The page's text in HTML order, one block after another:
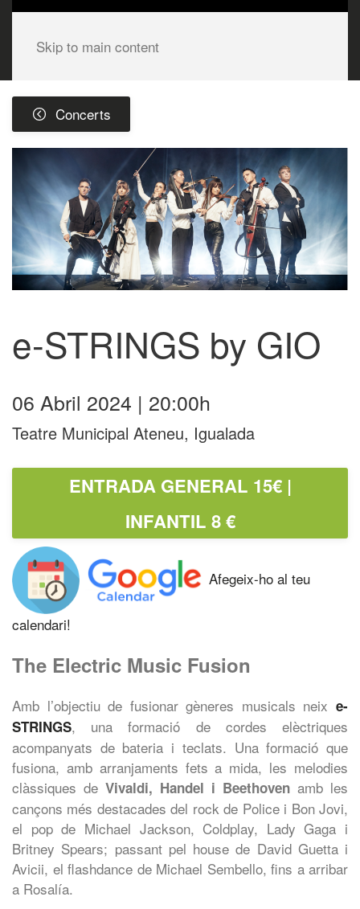
Skip to main content
Concerts
e-STRINGS by GIO
06 Abril 2024 | 20:00h
Teatre Municipal Ateneu, Igualada
ENTRADA GENERAL 15€ |
INFANTIL 8 €
Afegeix-ho al teu
calendari!
The Electric Music Fusion
Amb l’objectiu de fusionar gèneres musicals neix e-
STRINGS, una formació de cordes elèctriques
acompanyats de bateria i teclats. Una formació que
fusiona, amb arranjaments fets a mida, les melodies
clàssiques de Vivaldi, Handel i Beethoven amb les
cançons més destacades del rock de Police i Bon Jovi,
el pop de Michael Jackson, Coldplay, Lady Gaga i
Britney Spears; passant pel house de David Guetta i
Avicii, el flashdance de Michael Sembello, fins a arribar
a Rosalía.